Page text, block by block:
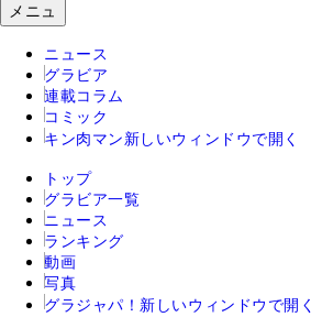
メニュ
ニュース
グラビア
連載コラム
コミック
キン肉マン 新しいウィンドウで開く
トップ
グラビア一覧
ニュース
ランキング
動画
写真
グラジャパ！ 新しいウィンドウで開く